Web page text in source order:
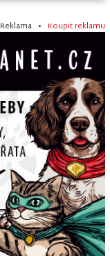
Reklama • Koupit reklamu